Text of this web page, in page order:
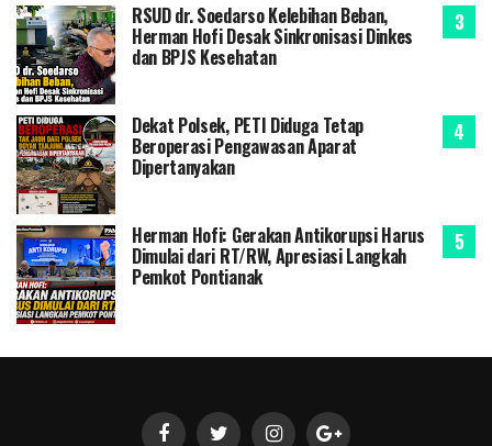
RSUD dr. Soedarso Kelebihan Beban,
Herman Hofi Desak Sinkronisasi Dinkes
dan BPJS Kesehatan
Dekat Polsek, PETI Diduga Tetap
Beroperasi Pengawasan Aparat
Dipertanyakan
Herman Hofi: Gerakan Antikorupsi Harus
Dimulai dari RT/RW, Apresiasi Langkah
Pemkot Pontianak